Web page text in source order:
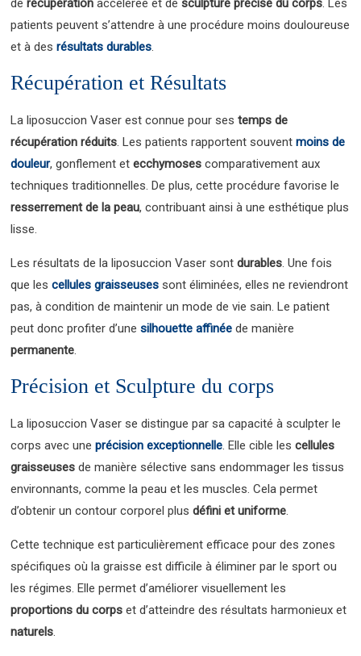
de récupération accélérée et desculpture précise du corps. Les
patients peuvent s’attendre à une procédure moins douloureuse
et à desrésultats durables.
Récupération et Résultats
La liposuccion Vaser est connue pour sestemps de
récupération réduits. Les patients rapportent souventmoins de
douleur, gonflement etecchymoses comparativement aux
techniques traditionnelles. De plus, cette procédure favorise le
resserrement de la peau, contribuant ainsi à une esthétique plus
lisse.
Les résultats de la liposuccion Vaser sontdurables. Une fois
que lescellules graisseuses sont éliminées, elles ne reviendront
pas, à condition de maintenir un mode de vie sain. Le patient
peut donc profiter d’unesilhouette affinée de manière
permanente.
Précision et Sculpture du corps
La liposuccion Vaser se distingue par sa capacité à sculpter le
corps avec uneprécision exceptionnelle. Elle cible lescellules
graisseuses de manière sélective sans endommager les tissus
environnants, comme la peau et les muscles. Cela permet
d’obtenir un contour corporel plusdéfini et uniforme.
Cette technique est particulièrement efficace pour des zones
spécifiques où la graisse est difficile à éliminer par le sport ou
les régimes. Elle permet d’améliorer visuellement les
proportions du corps et d’atteindre des résultats harmonieux et
naturels.